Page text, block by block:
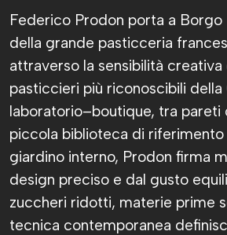
Federico Prodon porta a Borgo
della grande pasticceria
attraverso la sensibilità creativa
pasticcieri più riconoscibili della
laboratorio–boutique, tra pareti
piccola biblioteca di riferimento
giardino interno, Prodon firma
design preciso e dal gusto
zuccheri ridotti, materie prime
tecnica contemporanea